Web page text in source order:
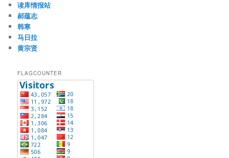
读库情报站
郝蕴志
韩寒
马日拉
黄宗贤
FLAGCOUNTER